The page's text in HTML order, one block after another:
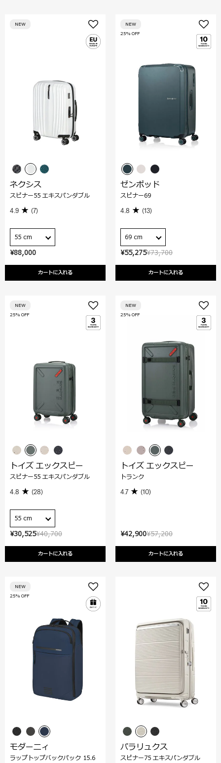
¥88,000
カートに入れる
NEW
ネクシス
スピナー55 エキスパンダブル
4.9 (7)
55 cm
¥73,700
¥55,275
カートに入れる
25% OFF
NEW
ゼンポッド
スピナー69
4.8 (13)
69 cm
¥40,700
¥30,525
カートに入れる
25% OFF
NEW
トイズ エックスピー
スピナー55 エキスパンダブル
4.8 (28)
55 cm
¥57,200
¥42,900
カートに入れる
25% OFF
NEW
トイズ エックスピー
トランク
4.7 (10)
25% OFF
NEW
モダーニィ
ラップトップバックパック 15.6
パラリュクス
スピナー75 エキスパンダブル